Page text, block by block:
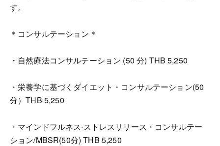
す。
＊コンサルテーション＊
・自然療法コンサルテーション (50 分) THB 5,250
・栄養学に基づくダイエット・コンサルテーション(50
分）THB 5,250
・マインドフルネス·ストレスリリース・コンサルテー
ション/MBSR(50分) THB 5,250